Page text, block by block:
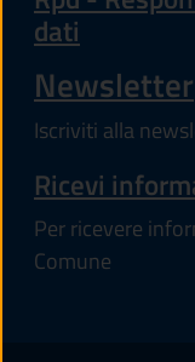
dati
Newsletter
Iscriviti alla
Ricevi
Per ricevere
Comune